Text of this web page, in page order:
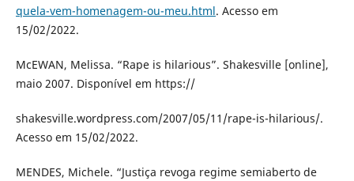
quela-vem-homenagem-ou-meu.html. Acesso em
15/02/2022.
McEWAN, Melissa. “Rape is hilarious”. Shakesville [online],
maio 2007. Disponível em https://
shakesville.wordpress.com/2007/05/11/rape-is-hilarious/.
Acesso em 15/02/2022.
MENDES, Michele. “Justiça revoga regime semiaberto de